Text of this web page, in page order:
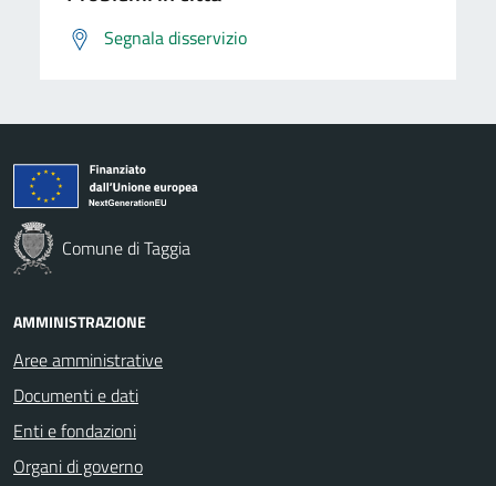
Segnala disservizio
Comune di Taggia
AMMINISTRAZIONE
Aree amministrative
Documenti e dati
Enti e fondazioni
Organi di governo